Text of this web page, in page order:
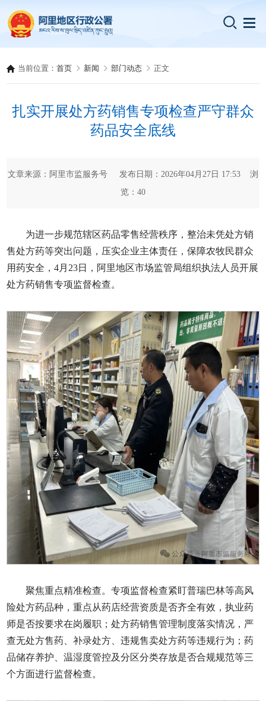
当前位置：首页 新闻 部门动态 正文
扎实开展处方药销售专项检查严守群众
药品安全底线
文章来源：阿里市监服务号 发布日期：2026年04月27日 17:53 浏
览： 40
为进一步规范辖区药品零售经营秩序，整治未凭处方销
售处方药等突出问题，压实企业主体责任，保障农牧民群众
用药安全，4月23日，阿里地区市场监管局组织执法人员开展
处方药销售专项监督检查。
聚焦重点精准检查。专项监督检查紧盯普瑞巴林等高风
险处方药品种，重点从药店经营资质是否齐全有效，执业药
师是否按要求在岗履职；处方药销售管理制度落实情况，严
查无处方售药、补录处方、违规售卖处方药等违规行为；药
品储存养护、温湿度管控及分区分类存放是否合规规范等三
个方面进行监督检查。